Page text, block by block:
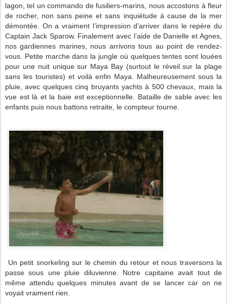
lagon, tel un commando de fusiliers-marins, nous accostons à fleur
de rocher, non sans peine et sans inquiétude à cause de la mer
démontée. On a vraiment l’impression d’arriver dans le repère du
Captain Jack Sparow. Finalement avec l’aide de Danielle et Agnes,
nos gardiennes marines, nous arrivons tous au point de rendez-
vous. Petite marche dans la jungle où quelques tentes sont louées
pour une nuit unique sur Maya Bay (surtout le réveil sur la plage
sans les touristes) et voilà enfin Maya. Malheureusement sous la
pluie, avec quelques cinq bruyants yachts à 500 chevaux, mais la
vue est là et la baie est exceptionnelle. Bataille de sable avec les
enfants puis nous battons retraite, le compteur tourne.
Un petit snorkeling sur le chemin du retour et nous traversons la
passe sous une pluie diluvienne. Notre capitaine avait tout de
même attendu quelques minutes avant de se lancer car on ne
voyait vraiment rien.